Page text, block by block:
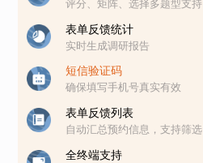
评分、矩阵、选择多题型支持
表单反馈统计
实时生成调研报告
短信验证码
确保填写手机号真实有效
表单反馈列表
自动汇总预约信息，支持筛选
全终端支持